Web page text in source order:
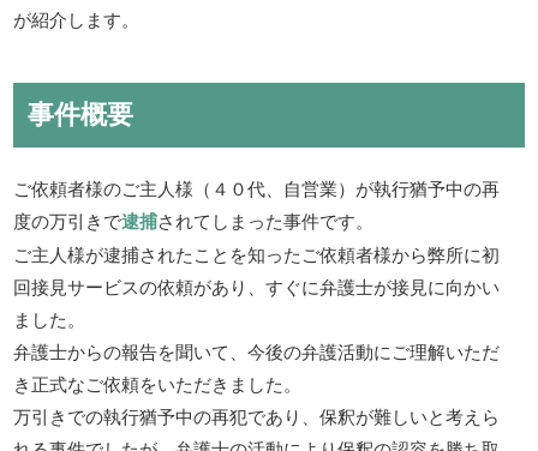
が紹介します。
事件概要
ご依頼者様のご主人様（４０代、自営業）が執行猶予中の再
度の万引きで逮捕されてしまった事件です。
ご主人様が逮捕されたことを知ったご依頼者様から弊所に初
回接見サービスの依頼があり、すぐに弁護士が接見に向かい
ました。
弁護士からの報告を聞いて、今後の弁護活動にご理解いただ
き正式なご依頼をいただきました。
万引きでの執行猶予中の再犯であり、保釈が難しいと考えら